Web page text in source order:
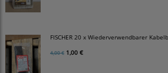
FISCHER 20 x Wiederverwendbarer
4,00 € 1,00 €